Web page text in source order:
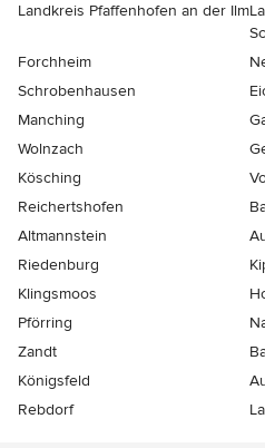
Landkreis Pfaffenhofen an der Ilm
Forchheim
Schrobenhausen
Manching
Wolnzach
Kösching
Reichertshofen
Altmannstein
Riedenburg
Klingsmoos
Pförring
Zandt
Königsfeld
Rebdorf